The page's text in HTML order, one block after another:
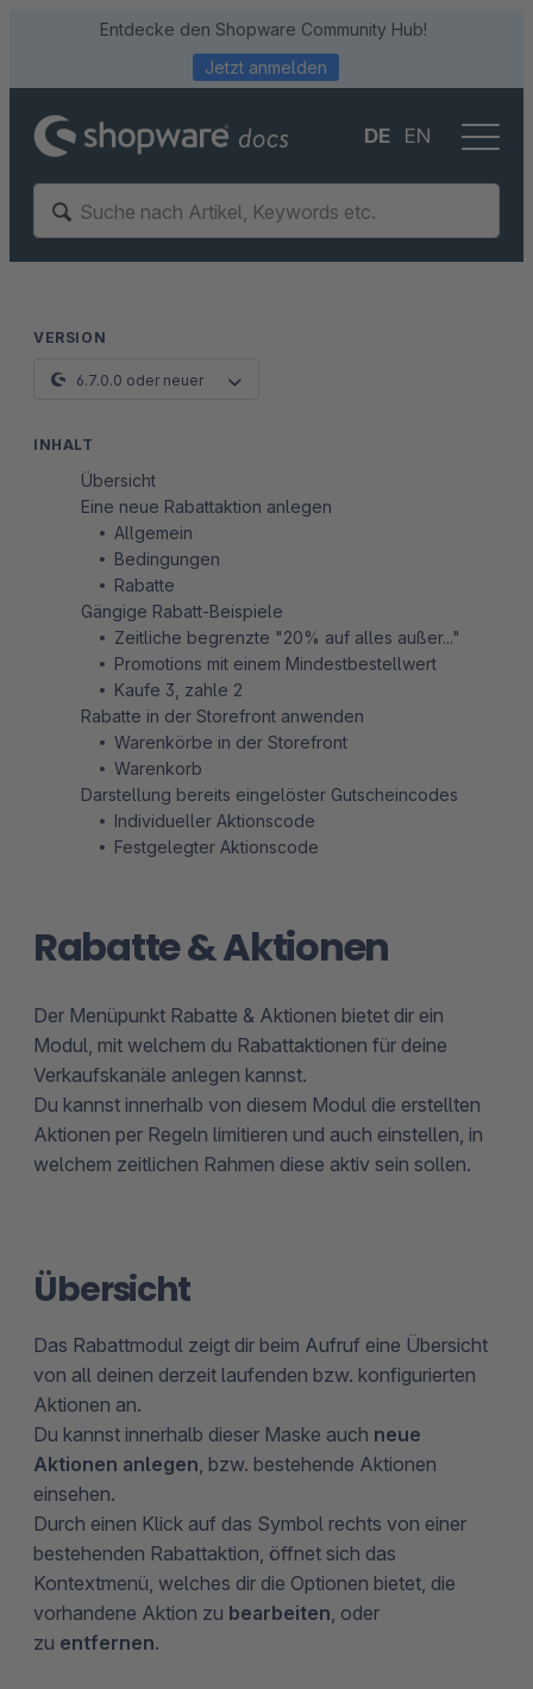
Entdecke den Shopware Community Hub!
Jetzt anmelden
DE EN
Rabatte & Aktionen
Der Menüpunkt Rabatte & Aktionen bietet dir ein
Modul, mit welchem du Rabattaktionen für deine
Verkaufskanäle anlegen kannst.
Du kannst innerhalb von diesem Modul die erstellten
Aktionen per Regeln limitieren und auch einstellen, in
welchem zeitlichen Rahmen diese aktiv sein sollen.
Übersicht
Das Rabattmodul zeigt dir beim Aufruf eine Übersicht
von all deinen derzeit laufenden bzw. konfigurierten
Aktionen an.
Du kannst innerhalb dieser Maske auch neue
Aktionen anlegen , bzw. bestehende Aktionen
einsehen.
Durch einen Klick auf das Symbol rechts von einer
bestehenden Rabattaktion, öffnet sich das
Kontextmenü, welches dir die Optionen bietet, die
vorhandene Aktion zu bearbeiten , oder
zu entfernen.
VERSION
6.7.0.0 oder neuer
INHALT
Übersicht
Eine neue Rabattaktion anlegen
Allgemein
Bedingungen
Rabatte
Gängige Rabatt-Beispiele
Zeitliche begrenzte "20% auf alles außer..."
Promotions mit einem Mindestbestellwert
Kaufe 3, zahle 2
Rabatte in der Storefront anwenden
Warenkörbe in der Storefront
Warenkorb
Darstellung bereits eingelöster Gutscheincodes
Individueller Aktionscode
Festgelegter Aktionscode